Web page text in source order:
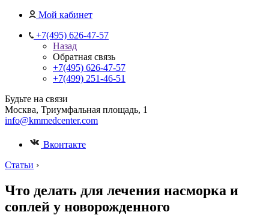
Мой кабинет
+7(495) 626-47-57
Назад
Обратная связь
+7(495) 626-47-57
+7(499) 251-46-51
Будьте на связи
Москва, Триумфальная площадь, 1
info@kmmedcenter.com
Вконтакте
Статьи ›
Что делать для лечения насморка и
соплей у новорожденного